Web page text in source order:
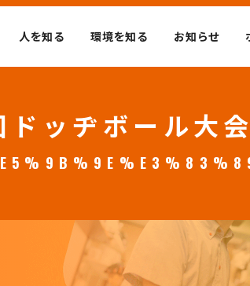
人を知る 環境を知る お知らせ
ッヂボール大